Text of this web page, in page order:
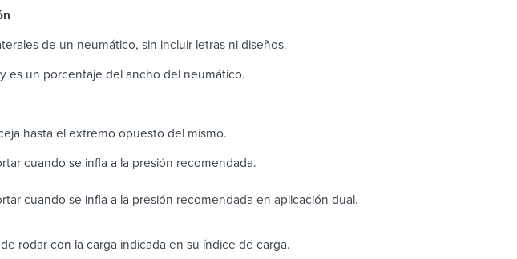
de un neumático, sin incluir letras ni diseños.
es un porcentaje del ancho del neumático.
hasta el extremo opuesto del mismo.
cuando se infla a la presión recomendada.
cuando se infla a la presión recomendada en aplicación dual.
rodar con la carga indicada en su índice de carga.